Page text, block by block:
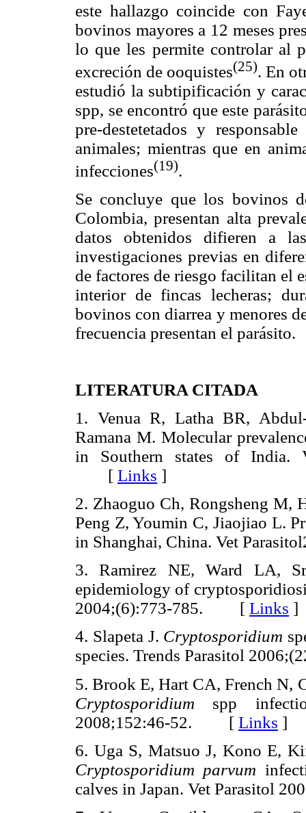
este hallazgo coincide con
bovinos mayores a 12 meses
lo que les permite controlar al
excreción de ooquistes(25). En
estudió la subtipificación y
spp, se encontró que este
pre-destetetados y
animales; mientras que en
infecciones(19).
Se concluye que los bovinos
Colombia, presentan alta
datos obtenidos difieren a
investigaciones previas en
de factores de riesgo facilitan el
interior de fincas lecheras;
bovinos con diarrea y menores
frecuencia presentan el parásito.
LITERATURA CITADA
1. Venua R, Latha BR,
Ramana M. Molecular
in Southern states of India.
[ Links ]
2. Zhaoguo Ch, Rongsheng M,
Peng Z, Youmin C, Jiaojiao L.
in Shanghai, China. Vet
3. Ramirez NE, Ward LA,
epidemiology of
2004;(6):773-785. [ Links ]
4. Slapeta J. Cryptosporidium
species. Trends Parasitol
5. Brook E, Hart CA, French N,
Cryptosporidium spp
2008;152:46-52. [ Links ]
6. Uga S, Matsuo J, Kono E,
Cryptosporidium parvum
calves in Japan. Vet